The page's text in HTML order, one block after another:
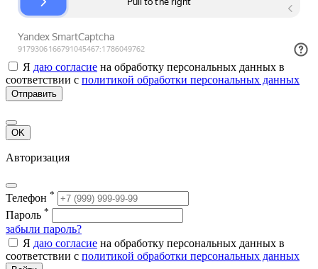
Я даю согласие на обработку персональных данных в
соответствии с политикой обработки персональных данных
Отправить
OK
Авторизация
Телефон *
Пароль *
забыли пароль?
Я даю согласие на обработку персональных данных в
соответствии с политикой обработки персональных данных